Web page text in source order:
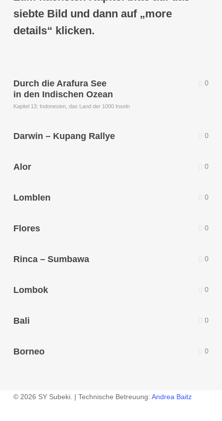
siebte Bild und dann auf „more
details“ klicken.
Durch die Arafura See
in den Indischen Ozean
Kapitel 13: Indonesien, das Land der 1000 Inseln
0
Darwin – Kupang Rallye 0
Alor 0
Lomblen 0
Flores 0
Rinca – Sumbawa 0
Lombok 0
Bali 0
Borneo 0
© 2026 SY Subeki. | Technische Betreuung: Andrea Baitz